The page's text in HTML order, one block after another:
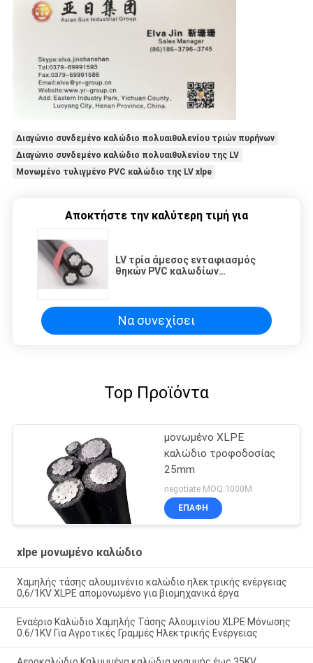
Διαγώνιο συνδεμένο καλώδιο πολυαιθυλενίου τριών πυρήνων
Διαγώνιο συνδεμένο καλώδιο πολυαιθυλενίου της LV
Μονωμένο τυλιγμένο PVC καλώδιο της LV xlpe
Αποκτήστε την καλύτερη τιμή για
LV τρία άμεσος ενταφιασμός
θηκών PVC καλωδίων
Να συνεχίσει
Top Προϊόντα
μονωμένο XLPE
καλώδιο τροφοδοσίας
25mm
negotiate MOQ:1000M
ΕΠΑΦΉ
xlpe μονωμένο καλώδιο
Χαμηλής τάσης αλουμινένιο καλώδιο ηλεκτρικής ενέργειας
0,6/1KV XLPE απομονωμένο για βιομηχανικά έργα
Εναέριο Καλώδιο Χαμηλής Τάσης Αλουμινίου XLPE Μόνωσης
0.6/1KV Για Αγροτικές Γραμμές Ηλεκτρικής Ενέργειας